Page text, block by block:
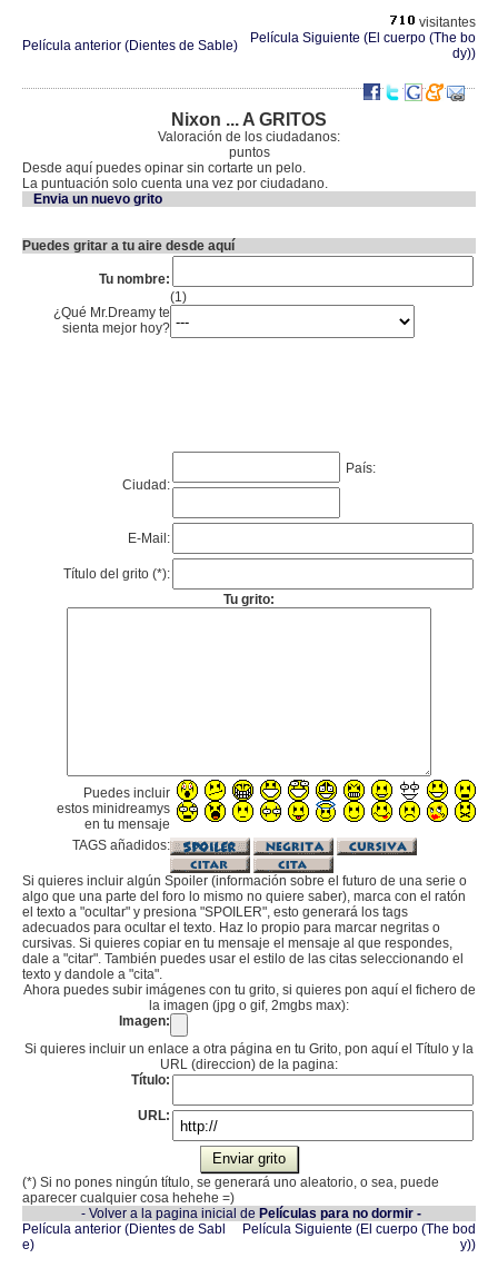
visitantes
Película anterior (Dientes de Sable)
Película Siguiente (El cuerpo (The bo
dy))
Nixon ... A GRITOS
Valoración de los ciudadanos:
puntos
Desde aquí puedes opinar sin cortarte un pelo.
La puntuación solo cuenta una vez por ciudadano.
Envia un nuevo grito
Puedes gritar a tu aire desde aquí
Tu nombre:
(1)
¿Qué Mr.Dreamy te
sienta mejor hoy?
Ciudad:
País:
E-Mail:
Título del grito (*):
Tu grito:
Puedes incluir
estos minidreamys
en tu mensaje
TAGS añadidos:
Si quieres incluir algún Spoiler (información sobre el futuro de una serie o
algo que una parte del foro lo mismo no quiere saber), marca con el ratón
el texto a "ocultar" y presiona "SPOILER", esto generará los tags
adecuados para ocultar el texto. Haz lo propio para marcar negritas o
cursivas. Si quieres copiar en tu mensaje el mensaje al que respondes,
dale a "citar". También puedes usar el estilo de las citas seleccionando el
texto y dandole a "cita".
Ahora puedes subir imágenes con tu grito, si quieres pon aquí el fichero de
la imagen (jpg o gif, 2mgbs max):
Imagen:
Si quieres incluir un enlace a otra página en tu Grito, pon aquí el Título y la
URL (direccion) de la pagina:
Título:
URL:
(*) Si no pones ningún título, se generará uno aleatorio, o sea, puede
aparecer cualquier cosa hehehe =)
- Volver a la pagina inicial de Películas para no dormir -
Película anterior (Dientes de Sabl
e)
Película Siguiente (El cuerpo (The bod
y))